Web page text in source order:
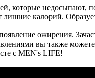
которые недосыпают,
калорий.
ожирения.
вы также
с MEN's LIFE!